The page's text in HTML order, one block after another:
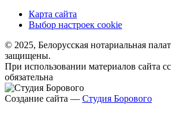
Карта сайта
Выбор настроек cookie
© 2025, Белорусская нотариальная
защищены.
При использовании материалов сайта
обязательна
Создание сайта — Студия Борового